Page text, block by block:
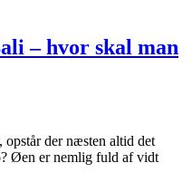
– hvor skal man
der næsten altid det
Øen er nemlig fuld af vidt